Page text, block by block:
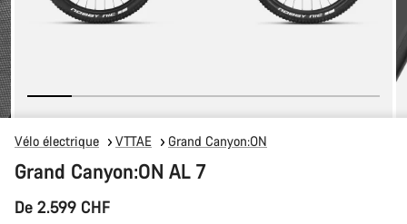
Vélo électrique VTTAE Grand Canyon:ON
Grand Canyon:ON AL 7
De 2.599 CHF